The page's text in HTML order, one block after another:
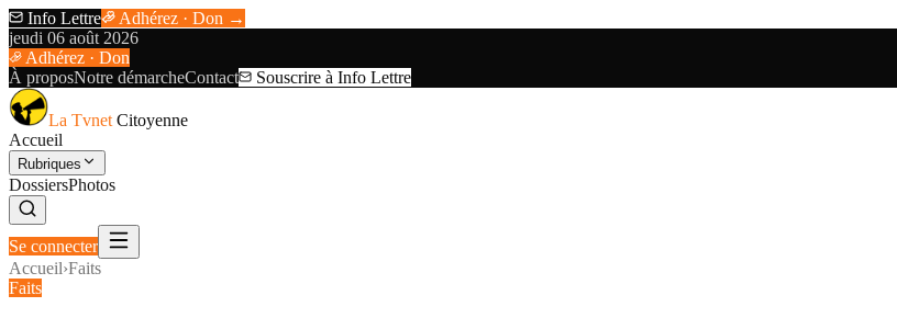
Info Lettre
Adhérez · Don →
jeudi 06 août 2026
Adhérez · Don
À proposNotre démarcheContact Souscrire à Info Lettre
La Tvnet Citoyenne
Accueil
Rubriques
DossiersPhotos
Se connecter
Accueil›Faits
Faits